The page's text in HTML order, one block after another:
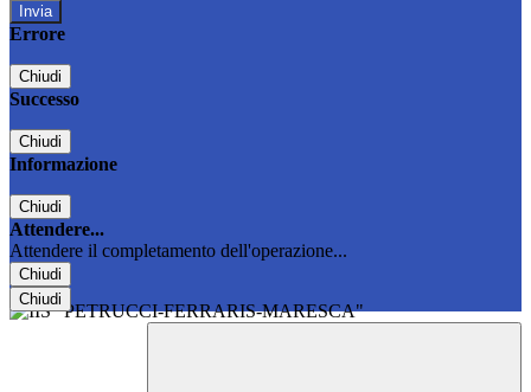
Errore
Chiudi
Successo
Chiudi
Informazione
Chiudi
Attendere...
Attendere il completamento dell'operazione...
Chiudi
Chiudi